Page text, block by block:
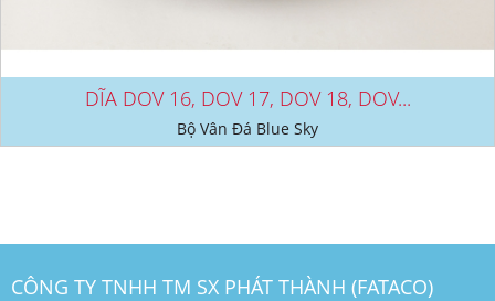
DĨA DOV 16, DOV 17, DOV 18, DOV...
Bộ Vân Đá Blue Sky
CÔNG TY TNHH TM SX PHÁT THÀNH (FATACO)